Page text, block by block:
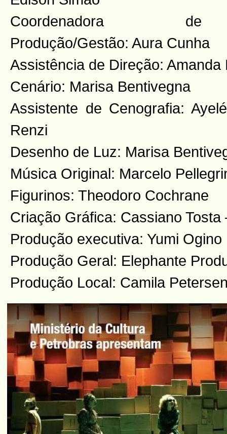
Coordenadora de
Produção/Gestão: Aura Cunha
Assistência de Direção: Amanda
Cenário: Marisa Bentivegna
Assistente de Cenografia:
Renzi
Desenho de Luz: Marisa
Música Original: Marcelo
Figurinos: Theodoro Cochrane
Criação Gráfica: Cassiano Tosta
Produção executiva: Yumi Ogino
Produção Geral: Elephante
Produção Local: Camila